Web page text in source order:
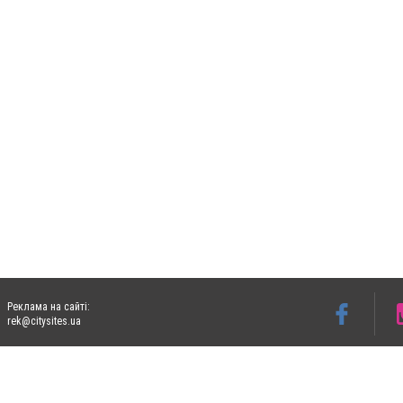
Реклама на сайті:
rek@citysites.ua